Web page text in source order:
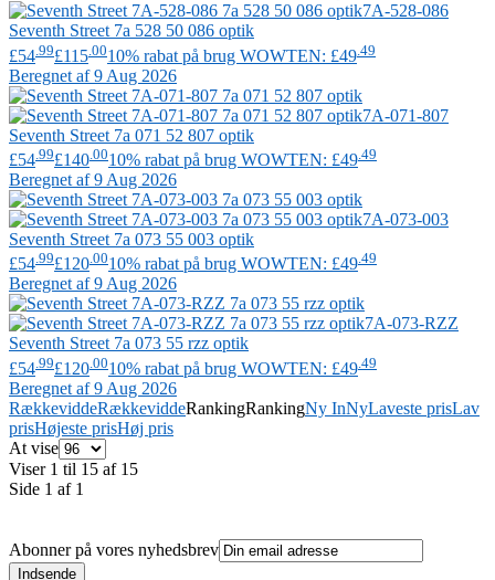
7A-528-086
Seventh Street7a 528 50 086 optik
£54 .99£115 .0010% rabat på brug WOWTEN: £49 .49
Beregnet af 9 Aug 2026
7A-071-807
Seventh Street 7a 071 52 807 optik
£54 .99£140 .0010% rabat på brug WOWTEN: £49 .49
Beregnet af 9 Aug 2026
7A-073-003
Seventh Street 7a 073 55 003 optik
£54.99£120.0010% rabat på brug WOWTEN: £49.49
Beregnet af 9 Aug 2026
7A-073-RZZ
Seventh Street7a 073 55 rzz optik
£54 .99£120 .0010% rabat på brug WOWTEN: £49 .49
Beregnet af 9 Aug 2026
RækkeviddeRækkeviddeRankingRankingNy InNyLaveste prisLav
prisHøjeste prisHøj pris
At vise
Viser 1 til 15 af 15
Side 1 af 1
Abonner på vores nyhedsbrev